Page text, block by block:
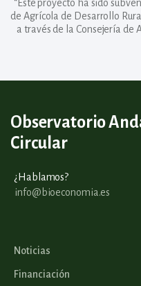
“Este proyecto ha sido
de Agrícola de Desarrollo
a través de la Consejería de
Observatorio
Circular
¿Hablamos?
info@bioeconomia.es
Noticias
Financiación